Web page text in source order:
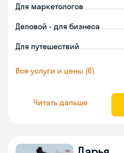
Для маркетологов
Деловой - для бизнеса
Для путешествий
Все услуги и цены (6)
Читать дальше